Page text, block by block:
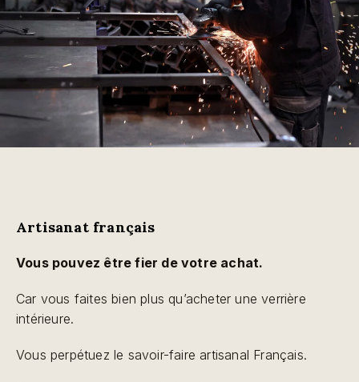
Artisanat français
Vous pouvez être fier de votre achat.
Car vous faites bien plus qu’acheter uneverrière
intérieure.
Vous perpétuez le savoir-faire artisanal Français.